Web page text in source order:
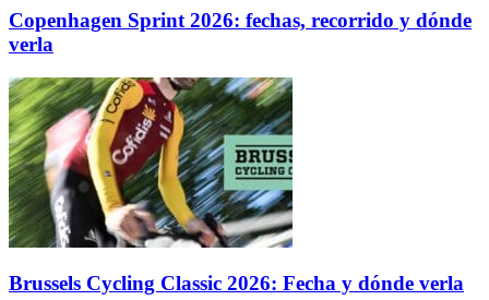
Copenhagen Sprint 2026: fechas, recorrido y dónde
verla
Brussels Cycling Classic 2026: Fecha y dónde verla